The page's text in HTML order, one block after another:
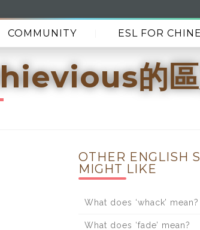
COMMUNITY ESL FOR
的區
OTHER ENGLISH
MIGHT LIKE
What does ‘whack’ mean?
What does ‘fade’ mean?